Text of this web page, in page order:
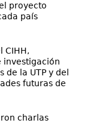
proyecto
país
CIHH,
investigación
la UTP y del
futuras de
charlas